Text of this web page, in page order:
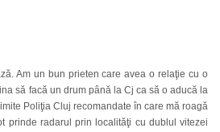
Am un bun prieten care avea o relaţie cu o
să facă un drum până la Cj ca să o aducă la
Poliţia Cluj recomandate în care mă roagă
prinde radarul prin localităţi cu dublul vitezei